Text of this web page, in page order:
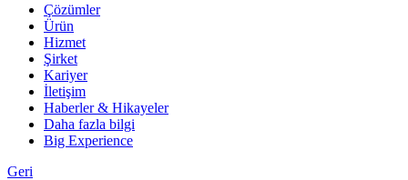
Çözümler
Ürün
Hizmet
Şirket
Kariyer
İletişim
Haberler & Hikayeler
Daha fazla bilgi
Big Experience
Geri